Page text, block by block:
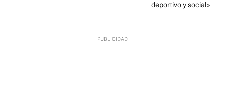
deportivo y social»